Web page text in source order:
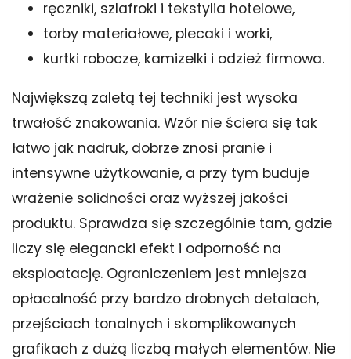
ręczniki, szlafroki i tekstylia hotelowe,
torby materiałowe, plecaki i worki,
kurtki robocze, kamizelki i odzież firmowa.
Największą zaletą tej techniki jest wysoka
trwałość znakowania. Wzór nie ściera się tak
łatwo jak nadruk, dobrze znosi pranie i
intensywne użytkowanie, a przy tym buduje
wrażenie solidności oraz wyższej jakości
produktu. Sprawdza się szczególnie tam, gdzie
liczy się elegancki efekt i odporność na
eksploatację. Ograniczeniem jest mniejsza
opłacalność przy bardzo drobnych detalach,
przejściach tonalnych i skomplikowanych
grafikach z dużą liczbą małych elementów. Nie